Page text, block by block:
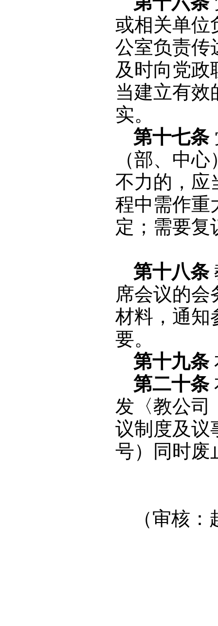
或相关单位
公室负责传
及时向党政
当建立有效
实。
第十七条
（部、中
不力的，应
程中需作重
定；需要复
第十八条
席会议的会
材料，通知
要。
第十九条
第二十条
发〈教公司
议制度及议
号）同时废
（审核